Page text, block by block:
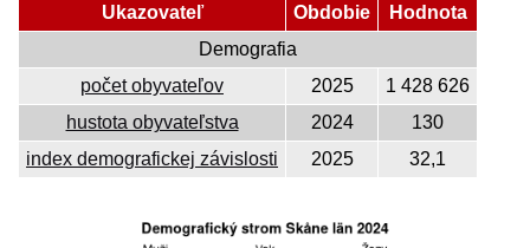
Ukazovateľ Obdobie
Hodnota
Demografia
počet obyvateľov
2025
1 428 626
hustota obyvateľstva
2024
130
index demografickej závislosti
2025 32,1